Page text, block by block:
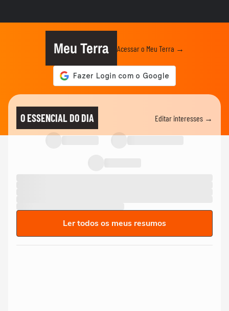
Meu Terra Acessar o Meu Terra →
O ESSENCIAL DO DIA Editar interesses →
Ler todos os meus resumos